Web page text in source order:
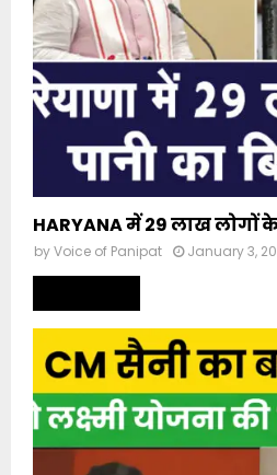
HARYANA में 29 लाख लोगों
byVoice of Panipat January 3,